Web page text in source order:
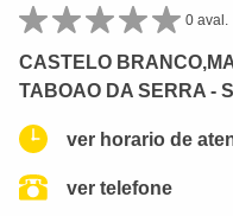
0 aval.
CASTELO
TABOAO DA SERRA -
ver horario de
ver telefone